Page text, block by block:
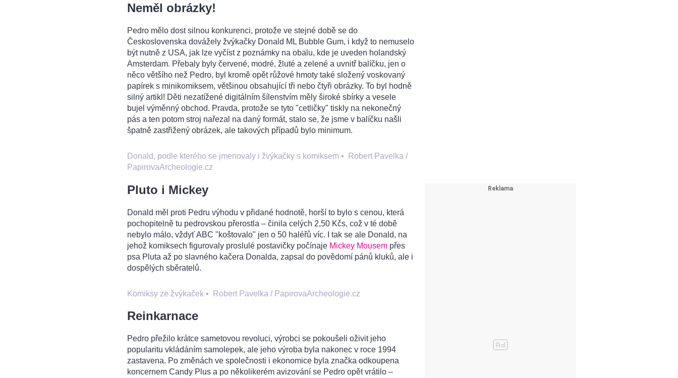
Neměl obrázky!
Pedro mělo dost silnou konkurenci, protože ve stejné době se do
Československa dovážely žvýkačky Donald ML Bubble Gum, i když to nemuselo
být nutně z USA, jak lze vyčíst z poznámky na obalu, kde je uveden holandský
Amsterdam. Přebaly byly červené, modré, žluté a zelené a uvnitř balíčku, jen o
něco většího než Pedro, byl kromě opět růžové hmoty také složený voskovaný
papírek s minikomiksem, většinou obsahující tři nebo čtyři obrázky. To byl hodně
silný artikl! Děti nezatížené digitálním šílenstvím měly široké sbírky a vesele
bujel výměnný obchod. Pravda, protože se tyto "cetličky" tiskly na nekonečný
pás a ten potom stroj nařezal na daný formát, stalo se, že jsme v balíčku našli
špatně zastřižený obrázek, ale takových případů bylo minimum.
Donald, podle kterého se jmenovaly i žvýkačky s komiksem •
Robert Pavelka /
PapirovaArcheologie.cz
Pluto i Mickey
Donald měl proti Pedru výhodu v přidané hodnotě, horší to bylo s cenou, která
pochopitelně tu pedrovskou přerostla – činila celých 2,50 Kčs, což v té době
nebylo málo, vždyť ABC "koštovalo" jen o 50 haléřů víc. I tak se ale Donald, na
jehož komiksech figurovaly proslulé postavičky počínaje Mickey Mousem přes
psa Pluta až po slavného kačera Donalda, zapsal do povědomí pánů kluků, ale i
dospělých sběratelů.
Komiksy ze žvýkaček • Robert Pavelka / PapirovaArcheologie.cz
Reinkarnace
Pedro přežilo krátce sametovou revoluci, výrobci se pokoušeli oživit jeho
popularitu vkládáním samolepek, ale jeho výroba byla nakonec v roce 1994
zastavena. Po změnách ve společnosti i ekonomice byla značka odkoupena
koncernem Candy Plus a po několikerém avizování se Pedro opět vrátilo –